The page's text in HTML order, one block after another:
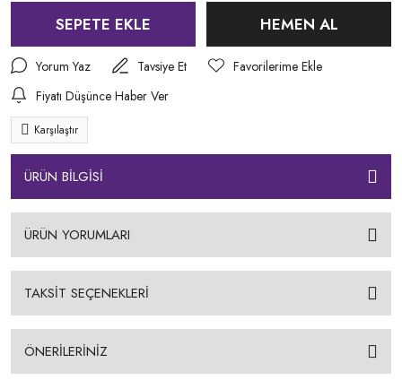
SEPETE EKLE HEMEN AL
Yorum Yaz
Tavsiye Et
Fiyatı Düşünce Haber Ver
Karşılaştır
ÜRÜN BİLGİSİ
ÜRÜN YORUMLARI
TAKSİT SEÇENEKLERİ
ÖNERİLERİNİZ